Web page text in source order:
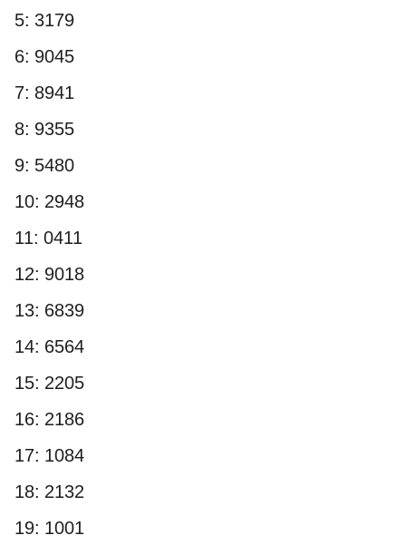
5: 3179
6: 9045
7: 8941
8: 9355
9: 5480
10: 2948
11: 0411
12: 9018
13: 6839
14: 6564
15: 2205
16: 2186
17: 1084
18: 2132
19: 1001